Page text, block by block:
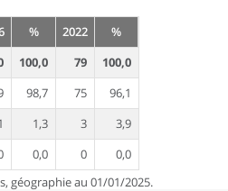
% 2022
%
100,0 79
100,0
98,7 75
96,1
1,3 3
3,9
0,0 0
0,0
géographie au 01/01/2025.